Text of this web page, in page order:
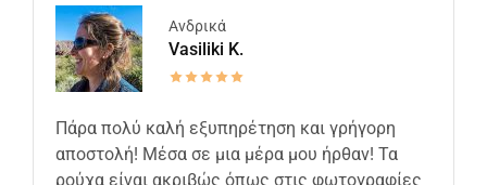
Ανδρικά
Vasiliki K.
Πάρα πολύ καλή εξυπηρέτηση και γρήγορη
αποστολή! Μέσα σε μια μέρα μου ήρθαν! Τα
ρούχα είναι ακριβώς όπως στις φωτογραφίες